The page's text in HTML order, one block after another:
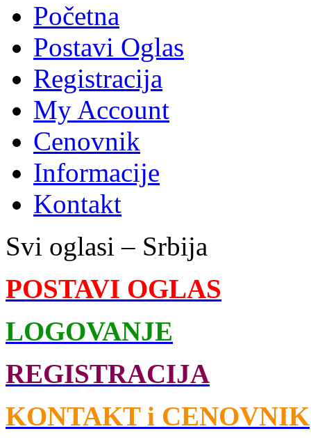
Početna
Postavi Oglas
Registracija
My Account
Cenovnik
Informacije
Kontakt
Svi oglasi – Srbija
POSTAVI OGLAS
LOGOVANJE
REGISTRACIJA
KONTAKT i CENOVNIK